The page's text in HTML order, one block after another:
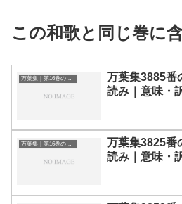
この和歌と同じ巻に
万葉集｜第16巻の和歌一覧
万葉集3885番
読み｜意味・
万葉集｜第16巻の和歌一覧
万葉集3825番
読み｜意味・